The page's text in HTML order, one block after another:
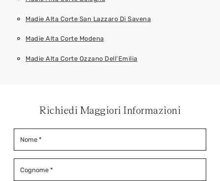
Madie Alta Corte San Lazzaro Di Savena
Madie Alta Corte Modena
Madie Alta Corte Ozzano Dell'Emilia
Richiedi Maggiori Informazioni